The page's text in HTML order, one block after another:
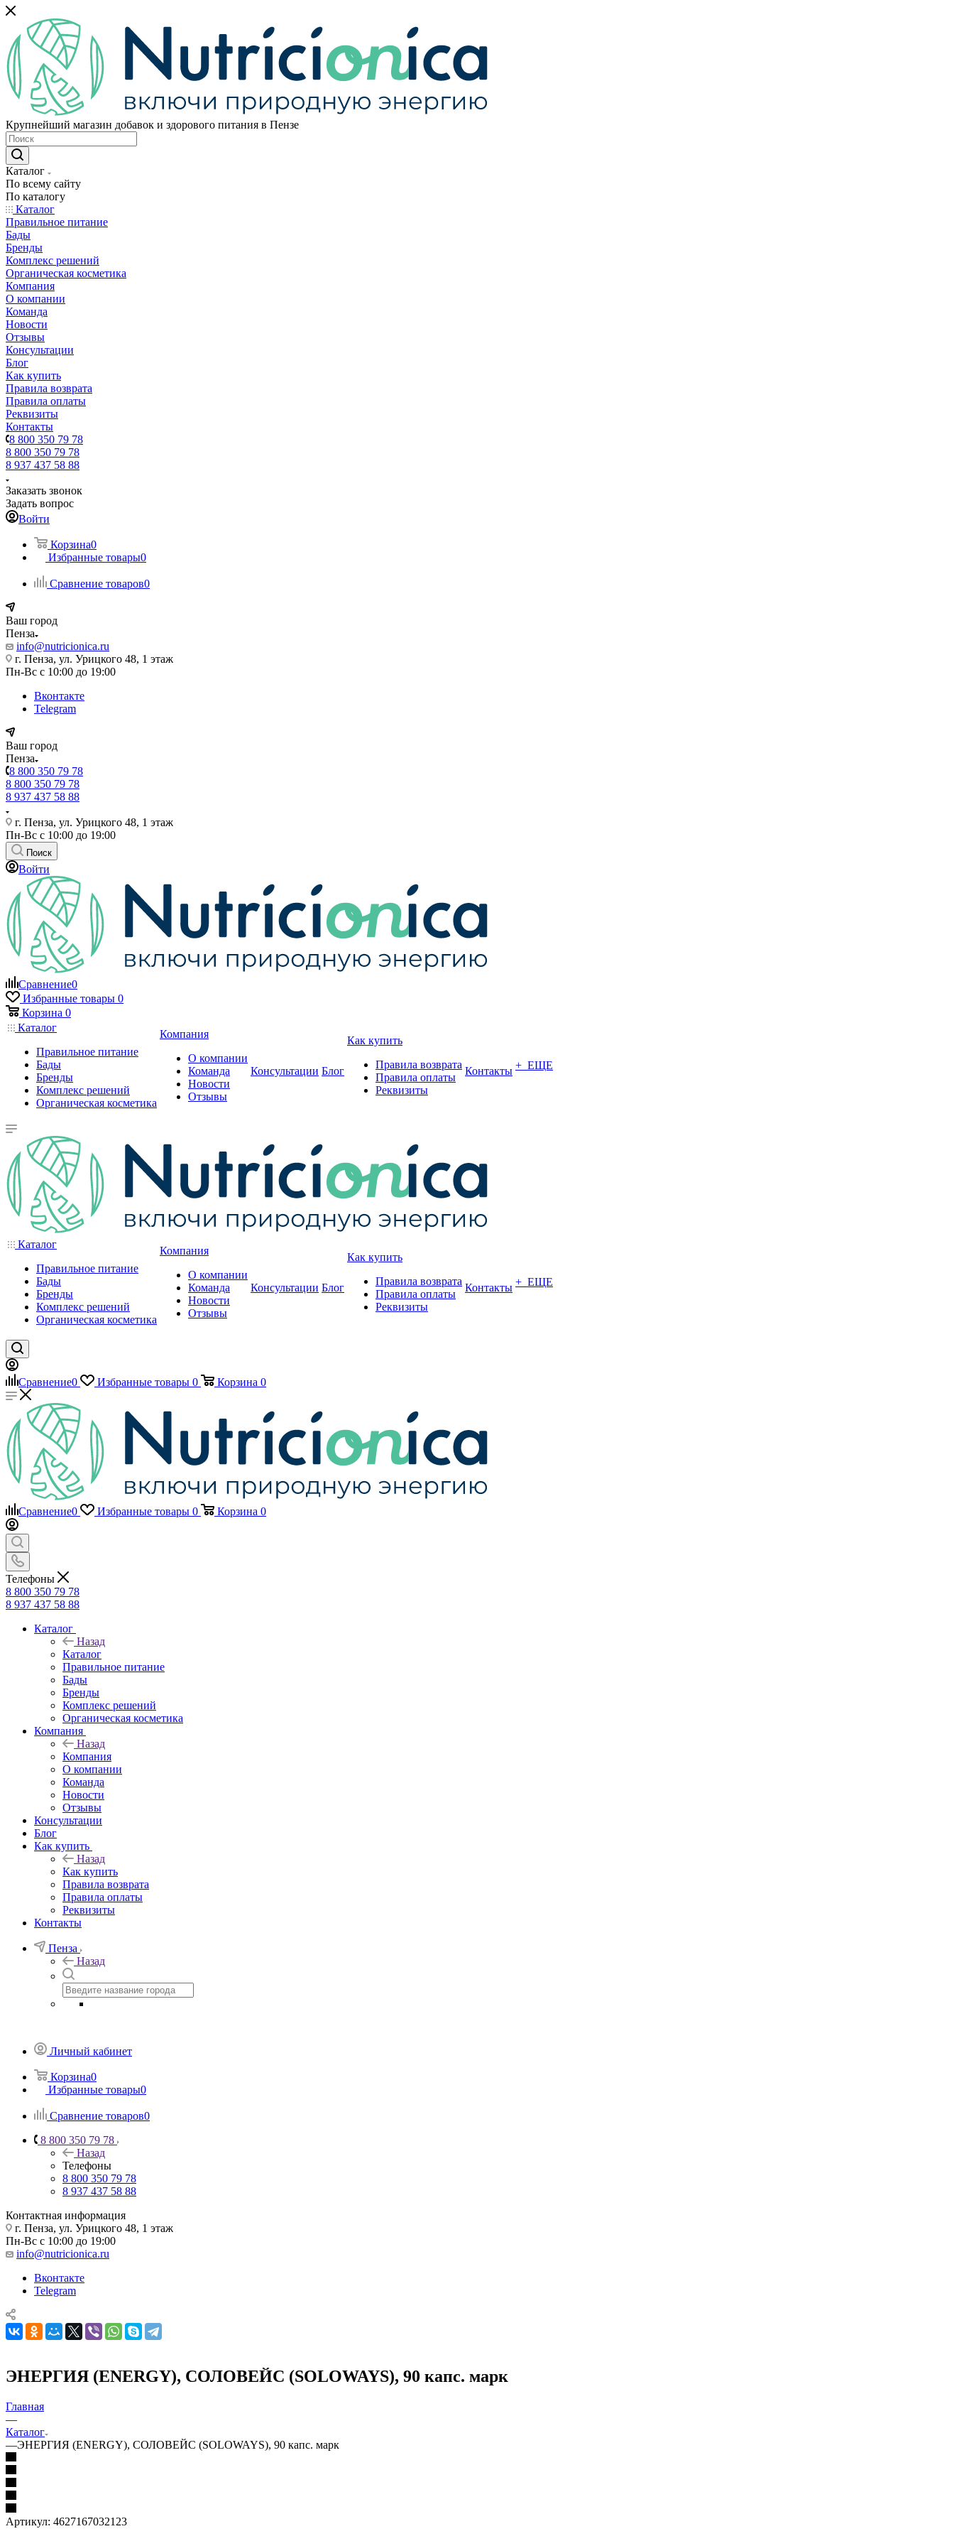
Крупнейший магазин добавок и здорового питания в Пензе
Каталог
По всему сайту
По каталогу
Каталог
Правильное питание
Бады
Бренды
Комплекс решений
Органическая косметика
Компания
О компании
Команда
Новости
Отзывы
Консультации
Блог
Как купить
Правила возврата
Правила оплаты
Реквизиты
Контакты
8 800 350 79 78
8 800 350 79 78
8 937 437 58 88
Заказать звонок
Задать вопрос
Войти
Корзина0
Избранные товары0
Сравнение товаров0
Ваш город
Пенза
info@nutricionica.ru
г. Пенза, ул. Урицкого 48, 1 этаж
Пн-Вс с 10:00 до 19:00
Вконтакте
Telegram
Ваш город
Пенза
8 800 350 79 78
8 800 350 79 78
8 937 437 58 88
г. Пенза, ул. Урицкого 48, 1 этаж
Пн-Вс с 10:00 до 19:00
Поиск
Войти
Сравнение0
Избранные товары 0
Корзина 0
Каталог
Правильное питание
Бады
Бренды
Комплекс решений
Органическая косметика
Компания
О компании
Команда
Новости
Отзывы
Консультации Блог
Как купить
Правила возврата
Правила оплаты
Реквизиты
Контакты + ЕЩЕ
Каталог
Правильное питание
Бады
Бренды
Комплекс решений
Органическая косметика
Компания
О компании
Команда
Новости
Отзывы
Консультации Блог
Как купить
Правила возврата
Правила оплаты
Реквизиты
Контакты + ЕЩЕ
Сравнение0 Избранные товары 0 Корзина 0
Сравнение0 Избранные товары 0 Корзина 0
Телефоны
8 800 350 79 78
8 937 437 58 88
Каталог
Назад
Каталог
Правильное питание
Бады
Бренды
Комплекс решений
Органическая косметика
Компания
Назад
Компания
О компании
Команда
Новости
Отзывы
Консультации
Блог
Как купить
Назад
Как купить
Правила возврата
Правила оплаты
Реквизиты
Контакты
Пенза
Назад
Личный кабинет
Корзина0
Избранные товары0
Сравнение товаров0
8 800 350 79 78
Назад
Телефоны
8 800 350 79 78
8 937 437 58 88
Контактная информация
г. Пенза, ул. Урицкого 48, 1 этаж
Пн-Вс с 10:00 до 19:00
info@nutricionica.ru
Вконтакте
Telegram
ЭНЕРГИЯ (ENERGY), СОЛОВЕЙС (SOLOWAYS), 90 капс. марк
Главная
—
Каталог
—ЭНЕРГИЯ (ENERGY), СОЛОВЕЙС (SOLOWAYS), 90 капс. марк
Артикул: 4627167032123